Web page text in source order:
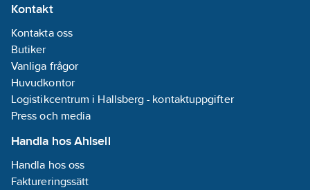
Kontakt
Kontakta oss
Butiker
Vanliga frågor
Huvudkontor
Logistikcentrum i Hallsberg - kontaktuppgifter
Press och media
Handla hos Ahlsell
Handla hos oss
Faktureringssätt